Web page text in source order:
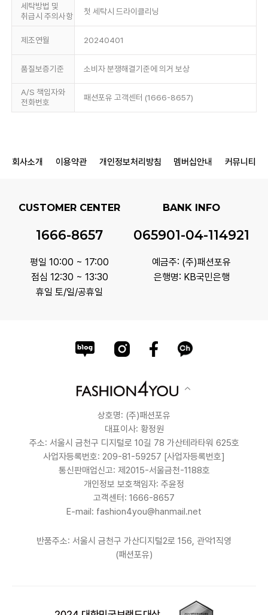
세탁방법 및
취급시 주의사항
첫 세탁시 드라이클리닝
제조연월 20240401
품질보증기준 소비자 분쟁해결기준에 의거 보상
A/S 책임자와
전화번호
패션포유 고객센터 (1666-8657)
회사소개 이용약관 개인정보처리방침 멤버십안내 커뮤니티
CUSTOMER CENTER
1666-8657
평일 10:00 ~ 17:00
점심 12:30 ~ 13:30
휴일 토/일/공휴일
BANK INFO
065901-04-114921
예금주: (주)패션포유
은행명: KB국민은행
상호명: (주)패션포유
대표이사: 황정원
주소: 서울시 금천구 디지털로 10길 78 가산테라타워 625호
사업자등록번호: 209-81-59257 [사업자등록번호]
통신판매업신고: 제2015-서울금천-1188호
개인정보 보호책임자: 주윤정
고객센터: 1666-8657
E-mail: fashion4you@hanmail.net
반품주소: 서울시 금천구 가산디지털2로 156, 관악1직영
(패션포유)